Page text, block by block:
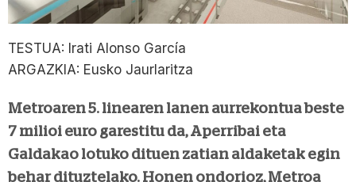
TESTUA: Irati Alonso García
ARGAZKIA: Eusko Jaurlaritza
Metroaren 5. linearen lanen aurrekontua beste
7 milioi euro garestitu da, Aperribai eta
Galdakao lotuko dituen zatian aldaketak egin
behar dituztelako. Honen ondorioz, Metroa